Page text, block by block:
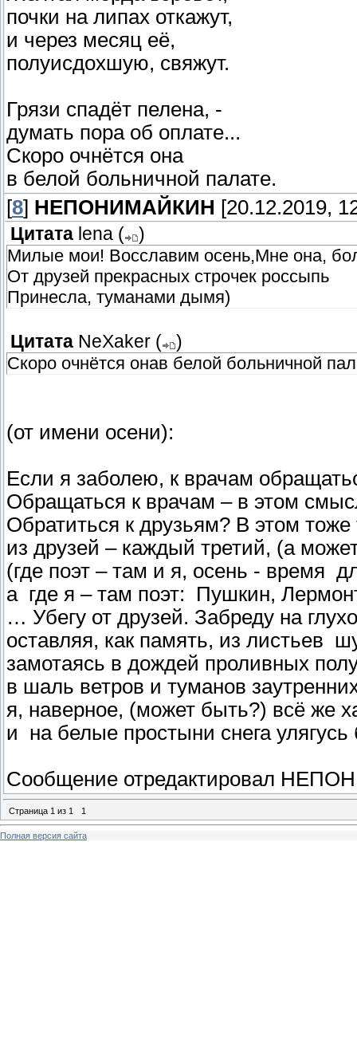
почки на липах откажут,
и через месяц её,
полуисдохшую, свяжут.
Грязи спадёт пелена, -
думать пора об оплате...
Скоро очнётся она
в белой больничной палате.
[8] НЕПОНИМАЙКИН [20.12.2019,
Цитата lena (
)
Милые мои! Восславим осень,Мне она,
От друзей прекрасных строчек россыпь
Принесла, туманами дымя)
Цитата NeXaker (
)
Скоро очнётся онав белой больничной
(от имени осени):
Если я заболею, к врачам
Обращаться к врачам – в этом
Обратиться к друзьям? В этом тоже
из друзей – каждый третий, (а
(где поэт – там и я, осень - время
а где я – там поэт: Пушкин,
… Убегу от друзей. Забреду на
оставляя, как память, из листьев
замотаясь в дождей проливных
в шаль ветров и туманов
я, наверное, (может быть?) всё же
и на белые простыни снега
Сообщение отредактировал
Страница 1 из 1 1
Полная версия сайта